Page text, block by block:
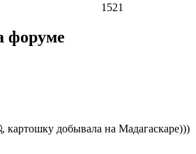
1521
форуме
картошку добывала на Мадагаскаре)))